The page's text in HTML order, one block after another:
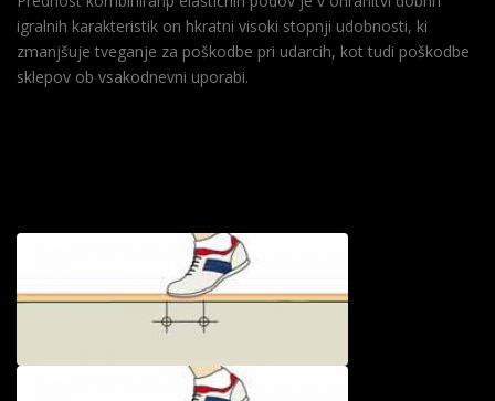
igralnih karakteristik on hkratni visoki stopnji udobnosti, ki
zmanjšuje tveganje za poškodbe pri udarcih, kot tudi poškodbe
sklepov ob vsakodnevni uporabi.